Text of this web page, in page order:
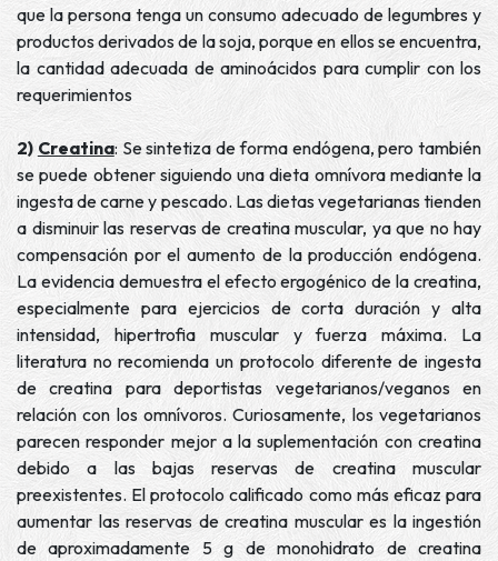
que la persona tenga un consumo adecuado de legumbres y
productos derivados de la soja, porque en ellos se encuentra,
la cantidad adecuada de aminoácidos para cumplir con los
requerimientos
2) Creatina: Se sintetiza de forma endógena, pero también
se puede obtener siguiendo una dieta omnívora mediante la
ingesta de carne y pescado. Las dietas vegetarianas tienden
a disminuir las reservas de creatina muscular, ya que no hay
compensación por el aumento de la producción endógena.
La evidencia demuestra el efecto ergogénico de la creatina,
especialmente para ejercicios de corta duración y alta
intensidad, hipertrofia muscular y fuerza máxima. La
literatura no recomienda un protocolo diferente de ingesta
de creatina para deportistas vegetarianos/veganos en
relación con los omnívoros. Curiosamente, los vegetarianos
parecen responder mejor a la suplementación con creatina
debido a las bajas reservas de creatina muscular
preexistentes. El protocolo calificado como más eficaz para
aumentar las reservas de creatina muscular es la ingestión
de aproximadamente 5 g de monohidrato de creatina